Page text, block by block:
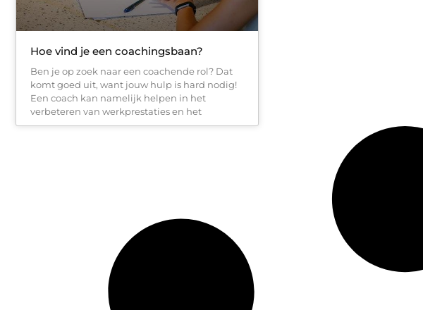
Hoe vind je een coachingsbaan?
Ben je op zoek naar een coachende rol? Dat
komt goed uit, want jouw hulp is hard nodig!
Een coach kan namelijk helpen in het
verbeteren van werkprestaties en het